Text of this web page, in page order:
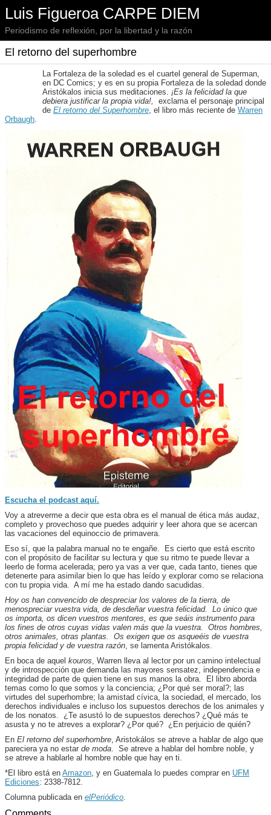
Luis Figueroa CARPE DIEM
Periodismo de reflexión, por la libertad y la razón
El retorno del superhombre
La Fortaleza de la soledad es el cuartel general de Superman,
en DC Comics; y es en su propia Fortaleza de la soledad donde
Aristókalos inicia sus meditaciones. ¡Es la felicidad la que
debiera justificar la propia vida!,
exclama el personaje principal
de El retorno del Superhombre, el libro más reciente de Warren
Orbaugh.
Escucha el podcast aquí.
Voy a atreverme a decir que esta obra es el manual de ética más audaz,
completo y provechoso que puedes adquirir y leer ahora que se acercan
las vacaciones del equinoccio de primavera.
Eso sí, que la palabra manual no te engañe. Es cierto que está escrito
con el propósito de facilitar su lectura y que su ritmo te puede llevar a
leerlo de forma acelerada; pero ya vas a ver que, cada tanto, tienes que
detenerte para asimilar bien lo que has leído y explorar como se relaciona
con tu propia vida. A mí me ha estado dando sacudidas.
Hoy os han convencido de despreciar los valores de la tierra, de
menospreciar vuestra vida, de desdeñar vuestra felicidad. Lo único que
os importa, os dicen vuestros mentores, es que seáis instrumento para
los fines de otros cuyas vidas valen más que la vuestra. Otros hombres,
otros animales, otras plantas. Os exigen que os asqueéis de vuestra
propia felicidad y de vuestra razón, se lamenta Aristókalos.
En boca de aquel kouros, Warren lleva al lector por un camino intelectual
y de introspección que demanda las mayores sensatez, independencia e
integridad de parte de quien tiene en sus manos la obra. El libro aborda
temas como lo que somos y la conciencia; ¿Por qué ser moral?; las
virtudes del superhombre; la amistad cívica, la sociedad, el mercado, los
derechos individuales e incluso los supuestos derechos de los animales y
de los nonatos. ¿Te asustó lo de supuestos derechos? ¿Qué más te
asusta y no te atreves a explorar? ¿Por qué? ¿En perjuicio de quién?
En El retorno del superhombre, Aristokálos se atreve a hablar de algo que
pareciera ya no estar de moda. Se atreve a hablar del hombre noble, y
se atreve a hablarle al hombre noble que hay en ti.
*El libro está en Amazon, y en Guatemala lo puedes comprar en UFM
Ediciones: 2338-7812.
Columna publicada en elPeriódico.